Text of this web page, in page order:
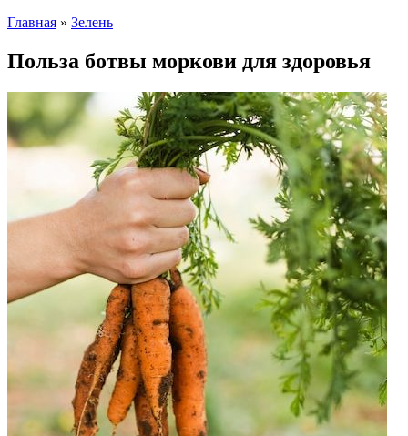
Главная » Зелень
Польза ботвы моркови для здоровья